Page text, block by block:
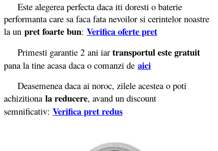
Este alegerea perfecta daca iti doresti o baterie
performanta care sa faca fata nevoilor si cerintelor noastre
la un pret foarte bun: Verifica oferte pret
Primesti garantie 2 ani iar transportul este gratuit
pana la tine acasa daca o comanzi de aici
Deasemenea daca ai noroc, zilele acestea o poti
achizitiona la reducere, avand un discount
semnificativ: Verifica pret redus